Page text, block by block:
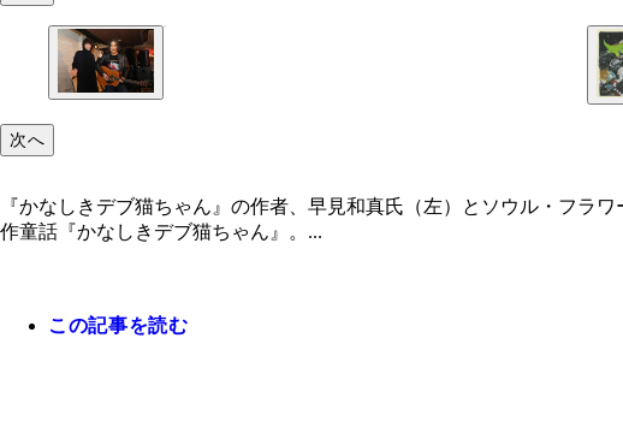
次へ
『かなしきデブ猫ちゃん』の作者、早見和真氏（左）とソウル・フラ
作童話『かなしきデブ猫ちゃん』。...
この記事を読む